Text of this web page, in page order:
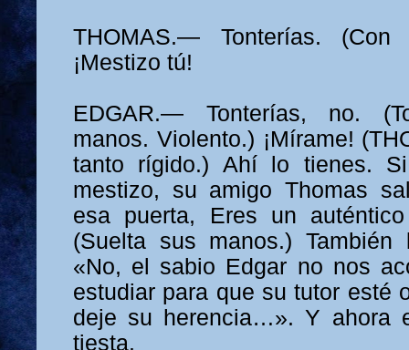
THOMAS.— Tonterías. (Con
¡Mestizo tú!
EDGAR.— Tonterías, no.
manos. Violento.) ¡Mírame!
tanto rígido.) Ahí lo tienes.
mestizo, su amigo Thomas
esa puerta, Eres un
(Suelta sus manos.)
«No, el sabio Edgar no nos
estudiar para que su tutor esté
deje su herencia…». Y ahora
tiesta.